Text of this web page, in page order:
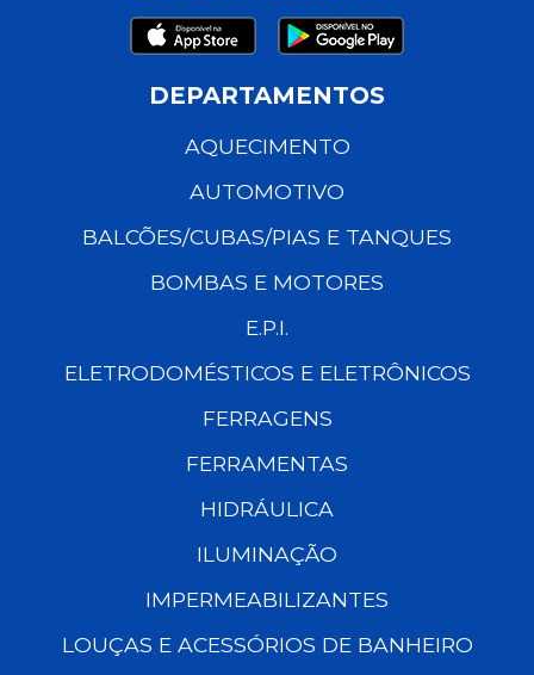
DEPARTAMENTOS
AQUECIMENTO
AUTOMOTIVO
BALCÕES/CUBAS/PIAS E TANQUES
BOMBAS E MOTORES
E.P.I.
ELETRODOMÉSTICOS E ELETRÔNICOS
FERRAGENS
FERRAMENTAS
HIDRÁULICA
ILUMINAÇÃO
IMPERMEABILIZANTES
LOUÇAS E ACESSÓRIOS DE BANHEIRO